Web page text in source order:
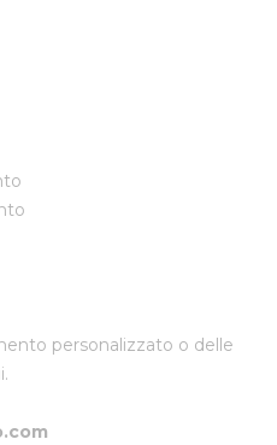
personalizzato o delle